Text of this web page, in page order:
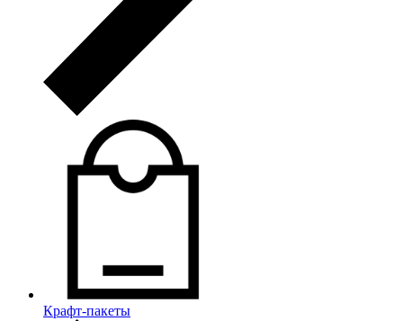
Крафт-пакеты